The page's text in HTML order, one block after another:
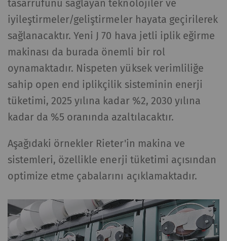
tasarrufunu sağlayan teknolojiler ve
iyileştirmeler/geliştirmeler hayata geçirilerek
sağlanacaktır. Yeni J 70 hava jetli iplik eğirme
makinası da burada önemli bir rol
oynamaktadır. Nispeten yüksek verimliliğe
sahip open end iplikçilik sisteminin enerji
tüketimi, 2025 yılına kadar %2, 2030 yılına
kadar da %5 oranında azaltılacaktır.
Aşağıdaki örnekler Rieter'in makina ve
sistemleri, özellikle enerji tüketimi açısından
optimize etme çabalarını açıklamaktadır.